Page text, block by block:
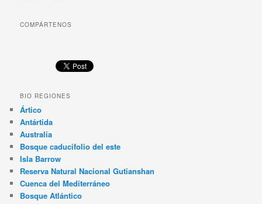
COMPÁRTENOS
BIO REGIONES
Ártico
Antártida
Australia
Bosque caducifolio del este
Isla Barrow
Reserva Natural Nacional Gutianshan
Cuenca del Mediterráneo
Bosque Atlántico